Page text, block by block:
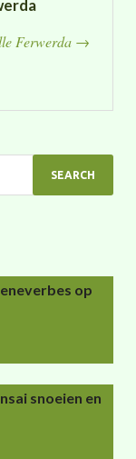
Ferwerda →
op
snoeien en